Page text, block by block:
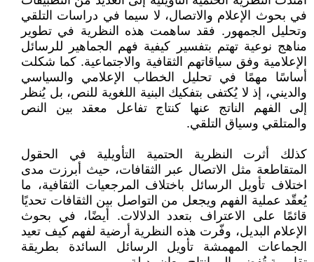
في بحوث الإعلام والاتصال، لا سيما في دراسات التلقي
وتحليل الجمهور. فقد ساهمت هذه النظرية في تطوير
مناهج نوعية تهتم بتفسير كيفية فهم الجماهير للرسائل
الإعلامية وفق سياقاتهم الثقافية والاجتماعية. كما شكلت
أساسًا مهمًا في تحليل الخطاب الإعلامي والسياسي
والديني، إذ لا يُكتفى بتفكيك البنية اللغوية للنص، بل يُنظر
إلى الفهم الناتج عنها كنتاج تفاعل معقد بين النص
والمتلقي وسياق التلقي.
كذلك أثرت النظرية الحتمية التأويلية في الحقول
المتقاطعة مثل الاتصال عبر الثقافات، حيث أبرزت مدى
اختلاف تأويل الرسائل باختلاف المرجعيات الثقافية، ما
يُعقّد عملية الفهم ويجعل من التواصل بين الثقافات تحديًا
قائمًا على الاعتراف بتعدد الدلالات. أيضًا، في بحوث
الإعلام البديل، وفّرت هذه النظرية أرضية لفهم كيف تعيد
الجماعات المهمشة تأويل الرسائل السائدة بطريقة